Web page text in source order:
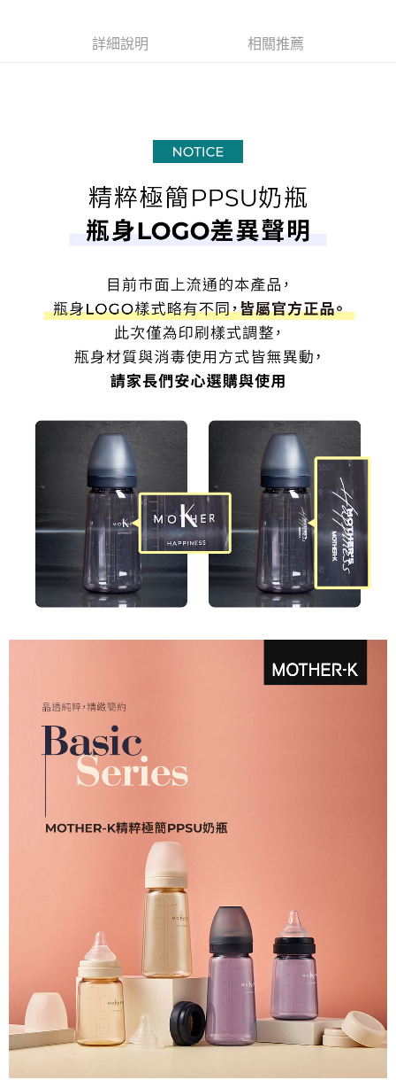
１．透過由恩沛科技股份有限公司提供之「AFTEE先享後付」服務完成之交
「AFTEE先享後付」，若未經同意申辦者引起之損失，本公司不負相關責
時審查核予不同之上限額度；若仍有額度不足之情形，本公司將視審查結果
請求用戶進行身份認證。
５．嚴禁一人註冊多個帳號或使用他人資訊註冊。若發現惡意使用之情形，
恩沛科技股份有限公司將有權停止該用戶之使用額度並採取法律行動。
詳細說明 相關推薦